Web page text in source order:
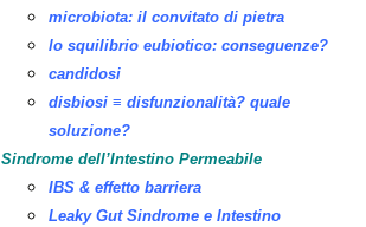
microbiota: il convitato di pietra
lo squilibrio eubiotico: conseguenze?
candidosi
disbiosi ≡ disfunzionalità? quale
soluzione?
Sindrome dell’Intestino Permeabile
IBS & effetto barriera
Leaky Gut Sindrome e Intestino